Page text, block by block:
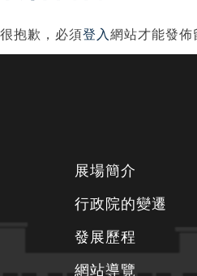
覽
很抱歉，必須登入網站才能發佈
展場簡介
行政院的變遷
發展歷程
網站導覽